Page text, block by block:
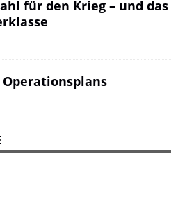
für den Krieg – und das